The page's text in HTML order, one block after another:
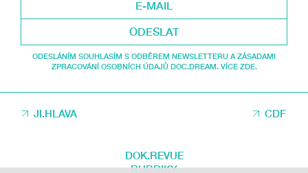
ODESLAT
ODESLÁNÍM SOUHLASÍM S ODBĚREM NEWSLETTERU A ZÁSADAMI
ZPRACOVÁNÍ OSOBNÍCH ÚDAJŮ DOC.DREAM. VÍCE ZDE.
JI.HLAVA CDF
DOK.REVUE
RUBRIKY